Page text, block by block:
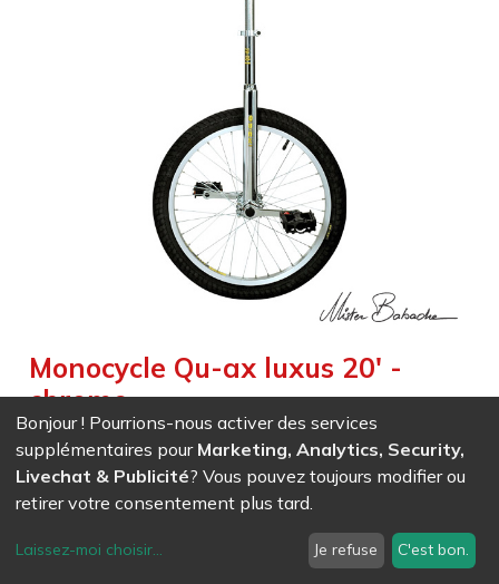
Monocycle Qu-ax luxus 20' -
chrome
Weight : 6,000kg
Un modèle beststeller, solide et durable, pour les enfants et
les adultes, débutants ou expérimenté. Il est confortable
grâce à sa selle à poignée sans couture, et son gros pneu.
Sa fourche carrée vous permettra de pratiquer le freestyle.
Le monocycle est livré avec deux tubes de selle de longueur
Bonjour ! Pourrions-nous activer des services
supplémentaires pour Marketing, Analytics, Security,
Livechat & Publicité? Vous pouvez toujours modifier ou
retirer votre consentement plus tard.
Laissez-moi choisir... Je refuse C'est bon.